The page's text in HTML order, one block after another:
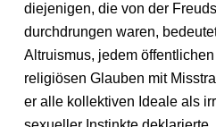
diejenigen, die von der
durchdrungen waren,
Altruismus, jedem
religiösen Glauben mit
er alle kollektiven Ideale als